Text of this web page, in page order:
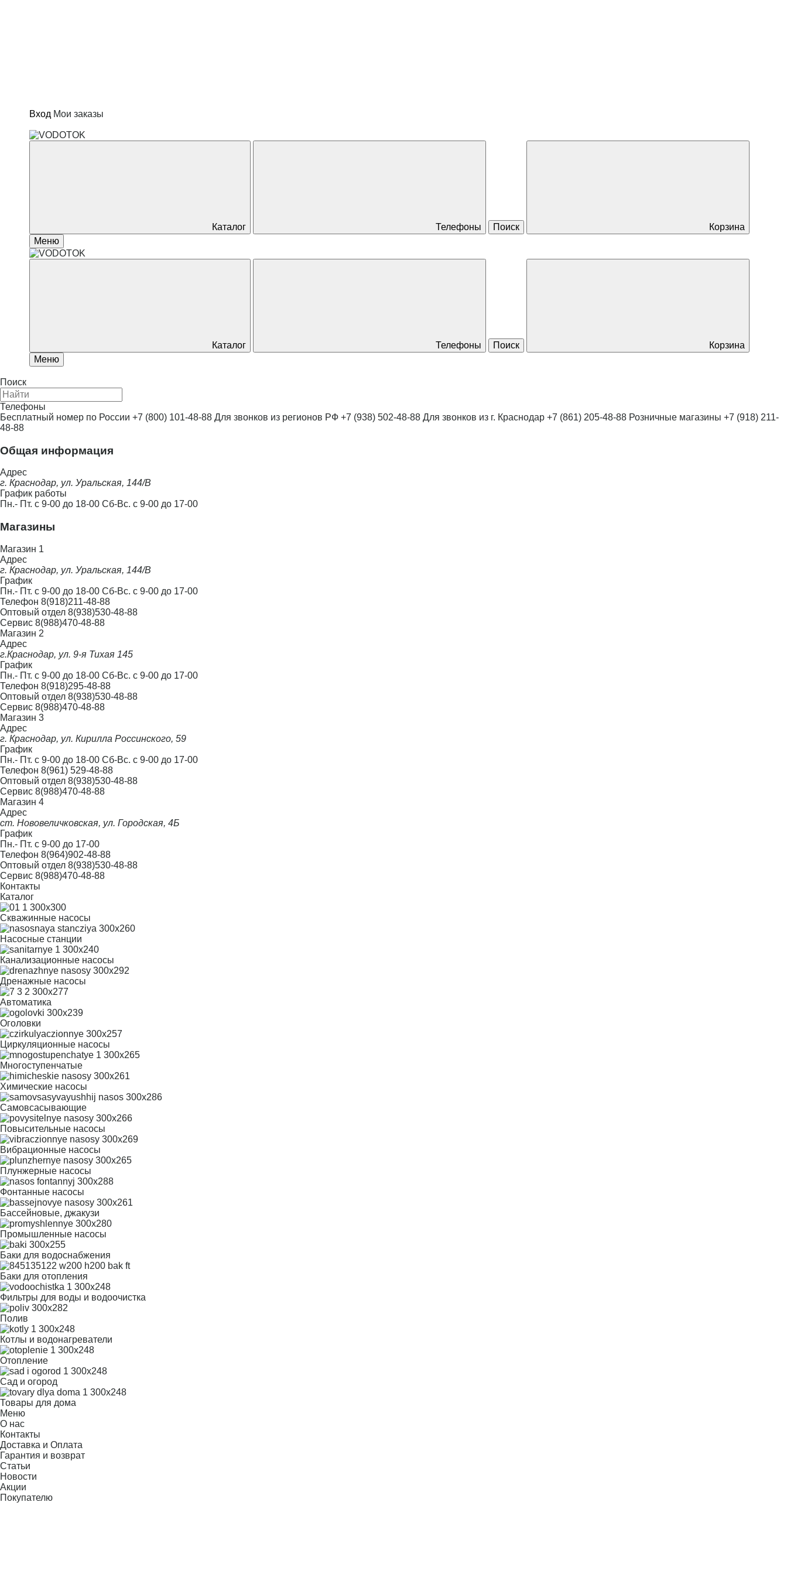
Вход Мои заказы
Каталог Телефоны Поиск
Корзина
Меню
Каталог Телефоны Поиск
Корзина
Меню
Поиск
Телефоны
Бесплатный номер по России +7 (800) 101-48-88 Для звонков из регионов РФ +7 (938) 502-48-88 Для звонков из г. Краснодар +7 (861) 205-48-88 Розничные магазины +7 (918) 211-
48-88
Общая информация
Адрес
г. Краснодар, ул. Уральская, 144/В
График работы
Пн.- Пт. с 9-00 до 18-00 Сб-Вс. с 9-00 до 17-00
Магазины
Магазин 1
Адрес
г. Краснодар, ул. Уральская, 144/В
График
Пн.- Пт. с 9-00 до 18-00 Сб-Вс. с 9-00 до 17-00
Телефон 8(918)211-48-88
Оптовый отдел 8(938)530-48-88
Сервис 8(988)470-48-88
Магазин 2
Адрес
г.Краснодар, ул. 9-я Тихая 145
График
Пн.- Пт. с 9-00 до 18-00 Сб-Вс. с 9-00 до 17-00
Телефон 8(918)295-48-88
Оптовый отдел 8(938)530-48-88
Сервис 8(988)470-48-88
Магазин 3
Адрес
г. Краснодар, ул. Кирилла Россинского, 59
График
Пн.- Пт. с 9-00 до 18-00 Сб-Вс. с 9-00 до 17-00
Телефон 8(961) 529-48-88
Оптовый отдел 8(938)530-48-88
Сервис 8(988)470-48-88
Магазин 4
Адрес
ст. Нововеличковская, ул. Городская, 4Б
График
Пн.- Пт. с 9-00 до 17-00
Телефон 8(964)902-48-88
Оптовый отдел 8(938)530-48-88
Сервис 8(988)470-48-88
Контакты
Каталог
Скважинные насосы
Насосные станции
Канализационные насосы
Дренажные насосы
Автоматика
Оголовки
Циркуляционные насосы
Многоступенчатые
Химические насосы
Самовсасывающие
Повысительные насосы
Вибрационные насосы
Плунжерные насосы
Фонтанные насосы
Бассейновые, джакузи
Промышленные насосы
Баки для водоснабжения
Баки для отопления
Фильтры для воды и водоочистка
Полив
Котлы и водонагреватели
Отопление
Сад и огород
Товары для дома
Меню
О нас
Контакты
Доставка и Оплата
Гарантия и возврат
Статьи
Новости
Акции
Покупателю